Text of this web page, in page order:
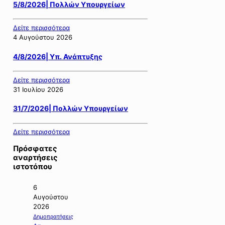
5/8/2026| Πολλών Υπουργείων
Δείτε περισσότερα
4 Αυγούστου 2026
4/8/2026| Υπ. Ανάπτυξης
Δείτε περισσότερα
31 Ιουλίου 2026
31/7/2026| Πολλών Υπουργείων
Δείτε περισσότερα
Πρόσφατες
αναρτήσεις
ιστοτόπου
6
Αυγούστου
2026
Δημοπρατήσεις